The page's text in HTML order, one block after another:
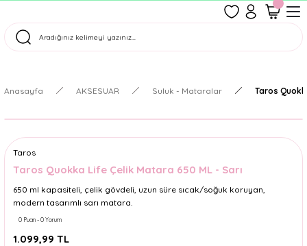
Tüm Siparişler Aynı Gün Kargoda!
Anasayfa AKSESUAR Suluk - Mataralar Taros
Taros
Taros Quokka Life Çelik Matara 650 ML - Sarı
650 ml kapasiteli, çelik gövdeli, uzun süre sıcak/soğuk koruyan,
modern tasarımlı sarı matara.
0 Puan - 0 Yorum
1.099,99 TL